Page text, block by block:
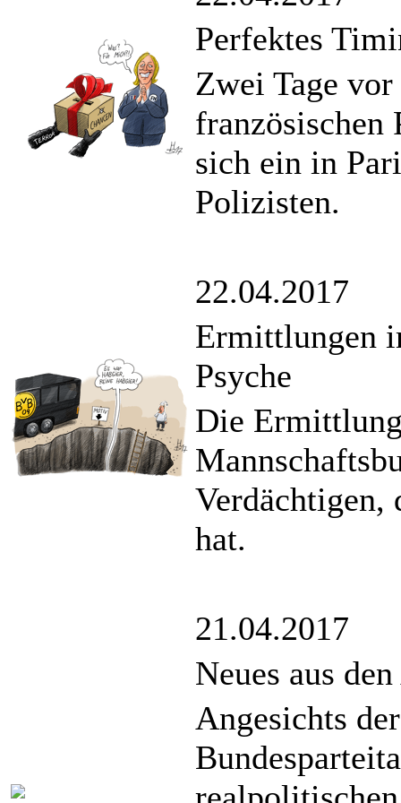
Perfektes
Zwei Tage
französischen
sich ein in
Polizisten.
22.04.2017
Ermittlungen
Psyche
Die
Verdächtigen,
hat.
21.04.2017
Neues aus
Angesichts